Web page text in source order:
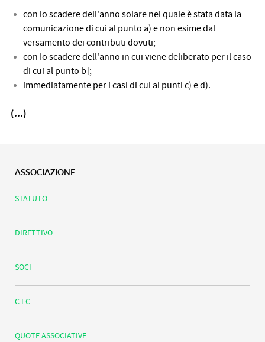
con lo scadere dell'anno solare nel quale è stata data la
comunicazione di cui al punto a) e non esime dal
versamento dei contributi dovuti;
con Io scadere dell'anno in cui viene deliberato per il caso
di cui al punto b];
immediatamente per i casi di cui ai punti c) e d).
(...)
ASSOCIAZIONE
STATUTO
DIRETTIVO
SOCI
C.T.C.
QUOTE ASSOCIATIVE